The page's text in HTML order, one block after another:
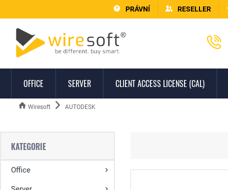
PRÁVNÍ RESELLER
OFFICE SERVER CLIENT ACCESS LICENSE (CAL)
Wiresoft AUTODESK
KATEGORIE
Office